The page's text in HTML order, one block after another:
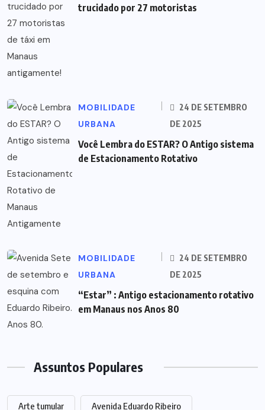
trucidado por 27 motoristas
MOBILIDADE
URBANA
24 DE SETEMBRO
DE 2025
Você Lembra do ESTAR? O Antigo sistema
de Estacionamento Rotativo
MOBILIDADE
URBANA
24 DE SETEMBRO
DE 2025
“Estar” : Antigo estacionamento rotativo
em Manaus nos Anos 80
Assuntos Populares
Arte tumular Avenida Eduardo Ribeiro